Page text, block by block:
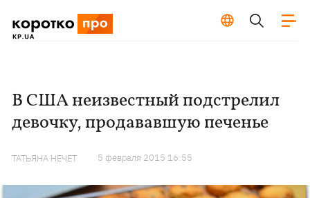
В США неизвестный подстрелил
девочку, продававшую печенье
ТАТЬЯНА НЕЧЕТ 5 февраля 2015 16:55